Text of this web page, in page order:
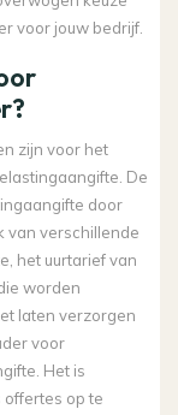
voor jouw bedrijf.
zijn voor het
De
door
van verschillende
het uurtarief van
worden
laten verzorgen
voor
Het is
op te